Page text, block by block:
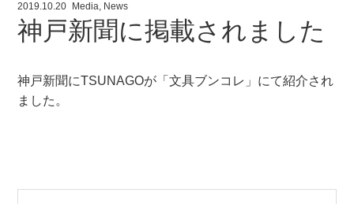
2019.10.20 Media, News
神戸新聞に掲載されました
神戸新聞にTSUNAGOが「文具ブンコレ」にて紹介され
ました。